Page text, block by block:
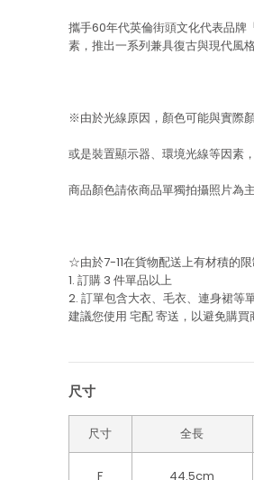
攜手60年代英倫街頭文化代表品牌
素，推出一系列兼具復古與現代風
※由於光線原因，顏色可能與實際顏
或是裝置顯示器、環境光線等因素
商品顏色請依商品單獨拍攝照片為主
☆由於7-11在貨物配送上有材積的
1. 訂購 3 件單品以上
2. 訂單包含大衣、毛衣、連身裙等
建議您使用 宅配寄送，以避免購買
尺寸
尺寸 全長
F 44.5cm